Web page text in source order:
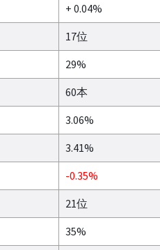
+ 0.04%
17位
29%
60本
3.06%
3.41%
-0.35%
21位
35%